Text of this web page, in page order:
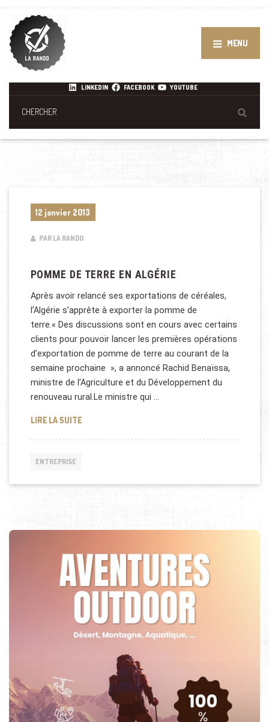
MENU
LINKEDIN FACEBOOK YOUTUBE
12 janvier 2013
PAR LA RANDO
POMME DE TERRE EN ALGÉRIE
Après avoir relancé ses exportations de céréales,
l’Algérie s’apprête à exporter la pomme de
terre.« Des discussions sont en cours avec certains
clients pour pouvoir lancer les premières opérations
d’exportation de pomme de terre au courant de la
semaine prochaine », a annoncé Rachid Benaïssa,
ministre de l’Agriculture et du Développement du
renouveau rural.Le ministre qui …
LIRE LA SUITEPOMME DE TERRE EN ALGÉRIE
ENTREPRISE